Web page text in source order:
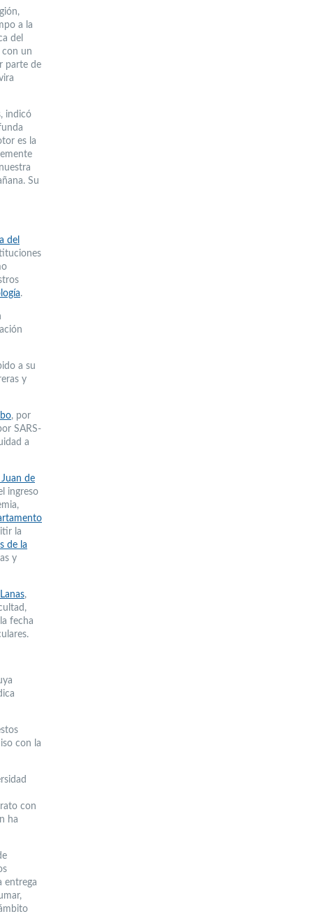
a la
del
con un
parte de
indicó
es la
Su
del
.
a su
y
, por
SARS-
a
de
ingreso
la
de la
y
,
fecha
con la
con
ha
entrega